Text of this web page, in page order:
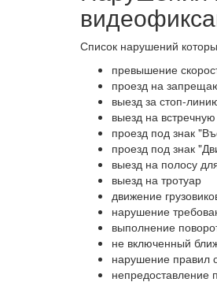
Список нарушений
превышение
проезд на
выезд за стоп-
выезд на
проезд под знак
проезд под знак
выезд на полосу
выезд на тротуар
движение
нарушение
выполнение
не включенный
нарушение правил